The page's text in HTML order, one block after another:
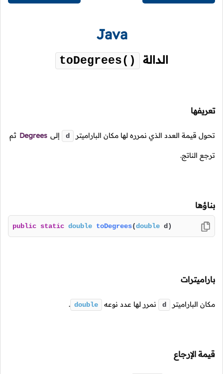
Java
الدالة toDegrees()
تعريفها
تحول قيمة العدد الذي نمرره لها مكان الباراميتر d إلى Degrees ثم
ترجع الناتج.
بناؤها
public static double toDegrees(double d)
باراميترات
مكان الباراميتر d نمرر لها عدد نوعه double
.
قيمة الإرجاع